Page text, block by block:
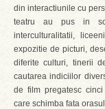
din interactiunile cu
teatru au pus in
interculturalitatii,
expozitie de picturi,
diferite culturi, tinerii
cautarea indiciilor
de film pregatesc
care schimba fata